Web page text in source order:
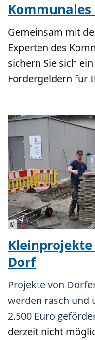
Gemeinsam mit
Experten des
sichern Sie sich
Fördergeldern für
©
Dorf
Projekte von
werden rasch und
2.500 Euro
derzeit nicht